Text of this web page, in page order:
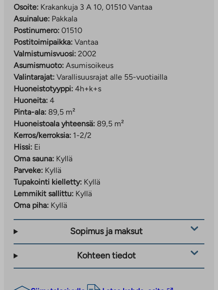
Osoite: Krakankuja 3 A 10, 01510 Vantaa
Asuinalue: Pakkala
Postinumero: 01510
Postitoimipaikka: Vantaa
Valmistumisvuosi: 2002
Asumismuoto: Asumisoikeus
Valintarajat: Varallisuusrajat alle 55-vuotiailla
Huoneistotyyppi: 4h+k+s
Huoneita: 4
Pinta-ala: 89,5 m²
Huoneistoala yhteensä: 89,5 m²
Kerros/kerroksia: 1-2/2
Hissi: Ei
Oma sauna: Kyllä
Parveke: Kyllä
Tupakointi kielletty: Kyllä
Lemmikit sallittu: Kyllä
Oma piha: Kyllä
Sopimus ja maksut
Kohteen tiedot